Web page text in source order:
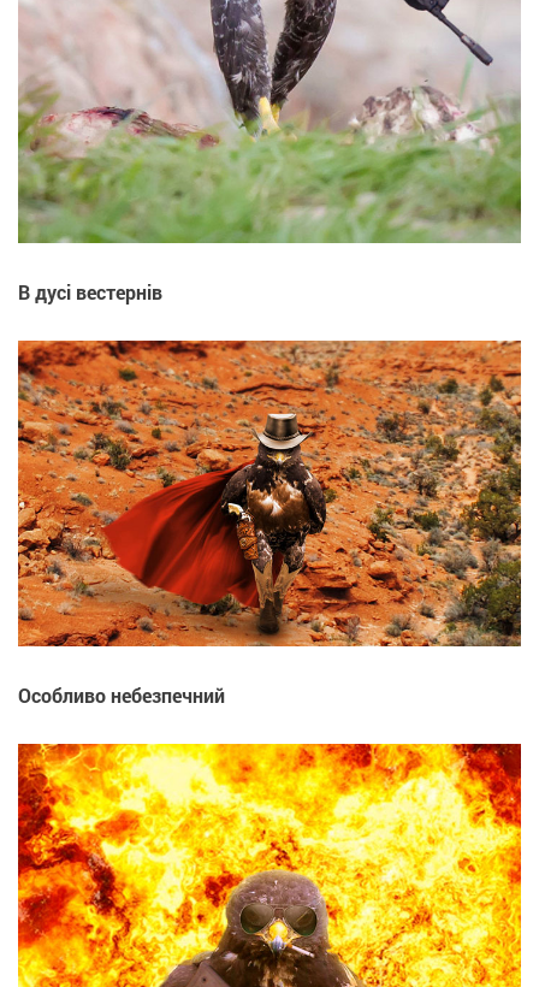
В дусі вестернів
Особливо небезпечний